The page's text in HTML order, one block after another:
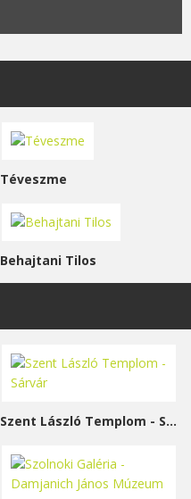
Téveszme
Behajtani Tilos
Szent László Templom - Sárvár